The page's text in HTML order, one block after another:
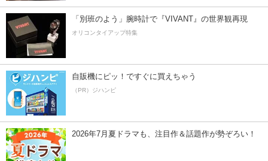
「別班のよう」腕時計で『VIVANT』の世界観再現
オリコンタイアップ特集
自販機にピッ！ですぐに買えちゃう
（PR）ジハンピ
2026年7月夏ドラマも、注目作＆話題作が勢ぞろい！